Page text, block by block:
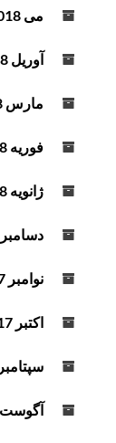
می 2018
آوریل 2018
مارس 2018
فوریه 2018
ژانویه 2018
دسامبر 2017
نوامبر 2017
اکتبر 2017
سپتامبر 2017
آگوست 2017